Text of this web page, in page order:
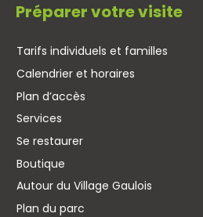
Préparer votre visite
Tarifs individuels et familles
Calendrier et horaires
Plan d’accès
Services
Se restaurer
Boutique
Autour du Village Gaulois
Plan du parc